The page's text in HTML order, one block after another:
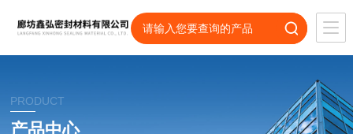
PRODUCT
产品中心